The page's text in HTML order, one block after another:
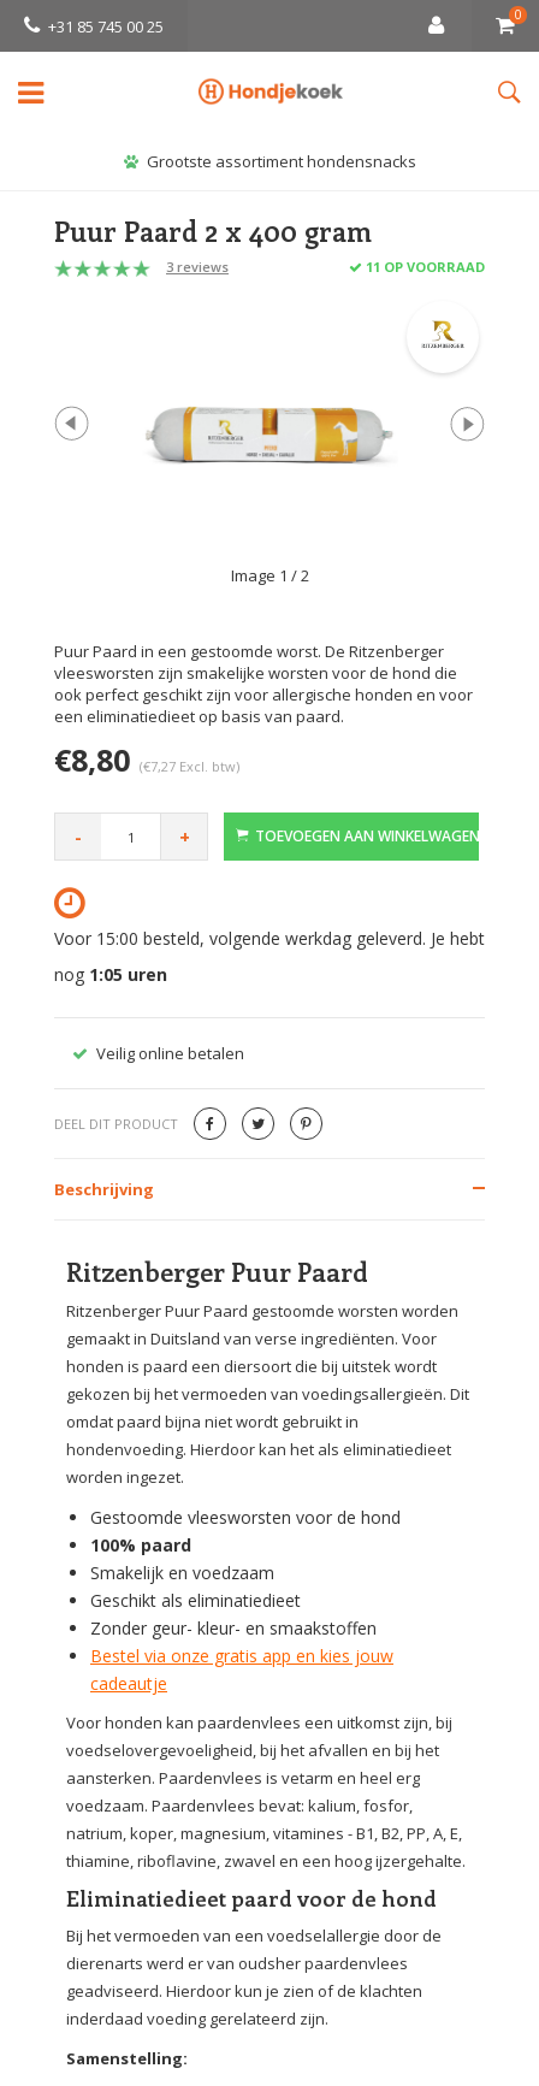
+31 85 745 00 25
0
Grootste assortiment hondensnacks
Puur Paard 2 x 400 gram
3 reviews 11 OP VOORRAAD
Image 1 / 2
Puur Paard in een gestoomde worst. De Ritzenberger
vleesworsten zijn smakelijke worsten voor de hond die
ook perfect geschikt zijn voor allergische honden en voor
een eliminatiedieet op basis van paard.
€8,80 (€7,27 Excl. btw)
- + TOEVOEGEN AAN WINKELWAGEN
Voor 15:00 besteld, volgende werkdag geleverd. Je hebt
nog 1:05 uren
Veilig online betalen
DEEL DIT PRODUCT
Beschrijving
Ritzenberger Puur Paard
Ritzenberger Puur Paard gestoomde worsten worden
gemaakt in Duitsland van verse ingrediënten. Voor
honden is paard een diersoort die bij uitstek wordt
gekozen bij het vermoeden van voedingsallergieën. Dit
omdat paard bijna niet wordt gebruikt in
hondenvoeding. Hierdoor kan het als eliminatiedieet
worden ingezet.
Gestoomde vleesworsten voor de hond
100% paard
Smakelijk en voedzaam
Geschikt als eliminatiedieet
Zonder geur- kleur- en smaakstoffen
Bestel via onze gratis app en kies jouw
cadeautje
Voor honden kan paardenvlees een uitkomst zijn, bij
voedselovergevoeligheid, bij het afvallen en bij het
aansterken. Paardenvlees is vetarm en heel erg
voedzaam. Paardenvlees bevat: kalium, fosfor,
natrium, koper, magnesium, vitamines - B1, B2, PP, A, E,
thiamine, riboflavine, zwavel en een hoog ijzergehalte.
Eliminatiedieet paard voor de hond
Bij het vermoeden van een voedselallergie door de
dierenarts werd er van oudsher paardenvlees
geadviseerd. Hierdoor kun je zien of de klachten
inderdaad voeding gerelateerd zijn.
Samenstelling: